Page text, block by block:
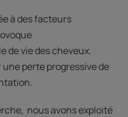
à des facteurs
de vie des cheveux.
perte progressive de
nous avons exploité